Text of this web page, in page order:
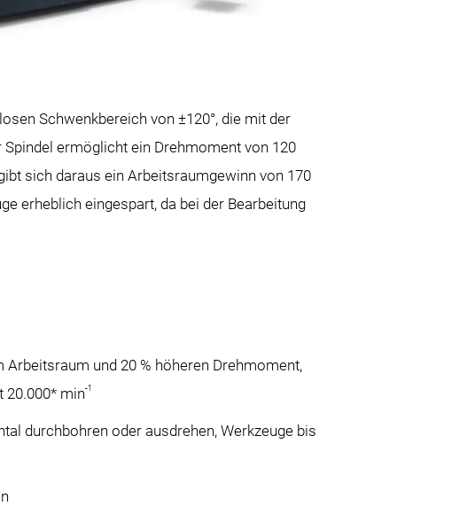
Schwenkbereich von ±120°, die mit der
ermöglicht ein Drehmoment von 120
sich daraus ein Arbeitsraumgewinn von 170
erheblich eingespart, da bei der Bearbeitung
und 20 % höheren Drehmoment,
20.000* min-1
durchbohren oder ausdrehen, Werkzeuge bis